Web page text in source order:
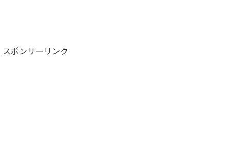
スポンサーリンク